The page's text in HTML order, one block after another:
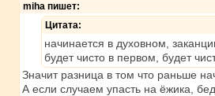
miha пишет:
Цитата:
начинается в духовном,
будет чисто в первом, будет
Значит разница в том что раньше
А если случаем упасть на ёжика,